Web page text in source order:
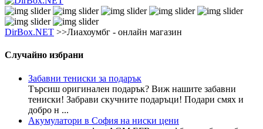
DirBox.NET >>Лиахоумбг - онлайн магазин
Случайно избрани
Забавни тениски за подарък
Търсиш оригинален подарък? Виж нашите забавни
тениски! Забрави скучните подаръци! Подари смях и
добро н ...
Акумулатори в София на ниски цени